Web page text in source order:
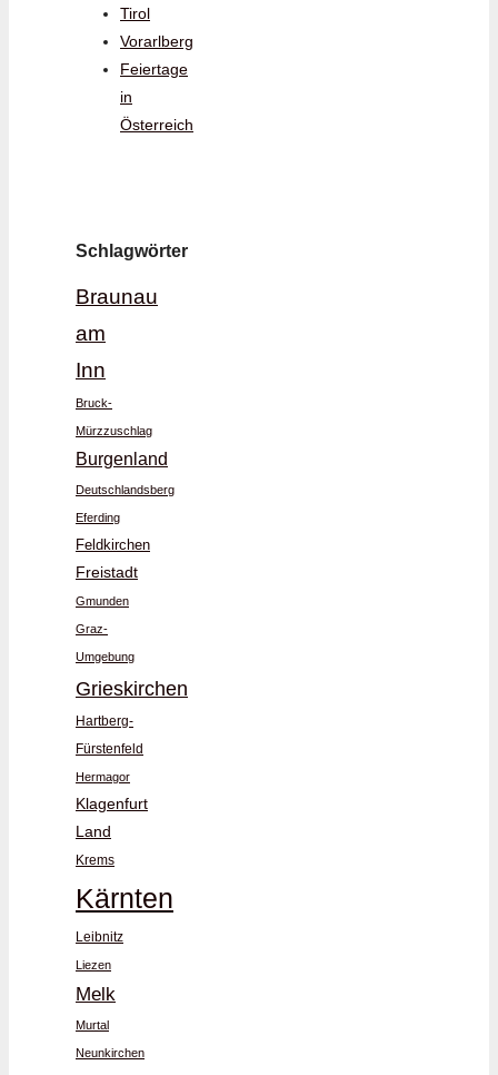
Tirol
Vorarlberg
Feiertage
in
Österreich
Schlagwörter
Braunau
am
Inn
Bruck-
Mürzzuschlag
Burgenland
Deutschlandsberg
Eferding
Feldkirchen
Freistadt
Gmunden
Graz-
Umgebung
Grieskirchen
Hartberg-
Fürstenfeld
Hermagor
Klagenfurt
Land
Krems
Kärnten
Leibnitz
Liezen
Melk
Murtal
Neunkirchen